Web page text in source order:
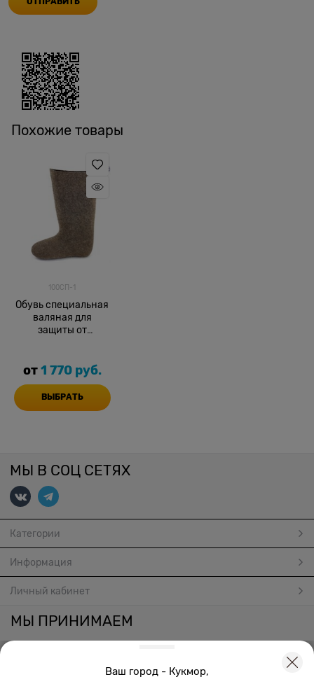
Похожие товары
100СП-1
Обувь специальная
валяная для
защиты от
нат.
от1 770 руб.
ВЫБРАТЬ
МЫ В СОЦ СЕТЯХ
Категории
Информация
Личный кабинет
МЫ ПРИНИМАЕМ
Ваш город - Кукмор,